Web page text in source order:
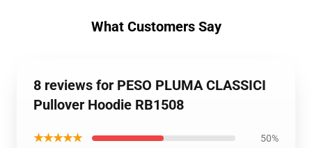
What Customers Say
8 reviews for PESO PLUMA CLASSICI
Pullover Hoodie RB1508
★★★★★ 50%